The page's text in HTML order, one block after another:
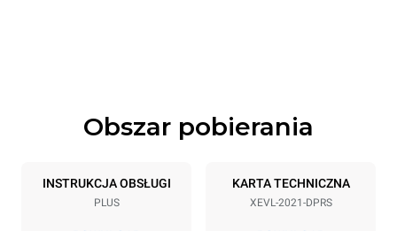
Specyfikacje blach
20 GN 2/1
Rozstaw blach
Obszar pobierania
INSTRUKCJA OBSŁUGI
PLUS
KARTA TECHNICZNA
XEVL-2021-DPRS